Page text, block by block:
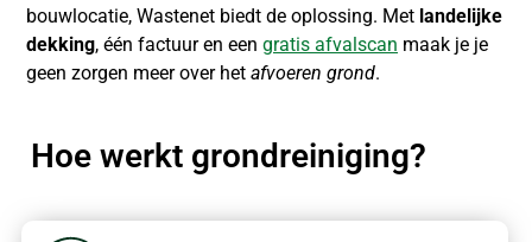
bouwlocatie, Wastenet biedt de oplossing. Met landelijke
dekking, één factuur en een gratis afvalscan maak je je
geen zorgen meer over het afvoeren grond.
Hoe werkt grondreiniging?